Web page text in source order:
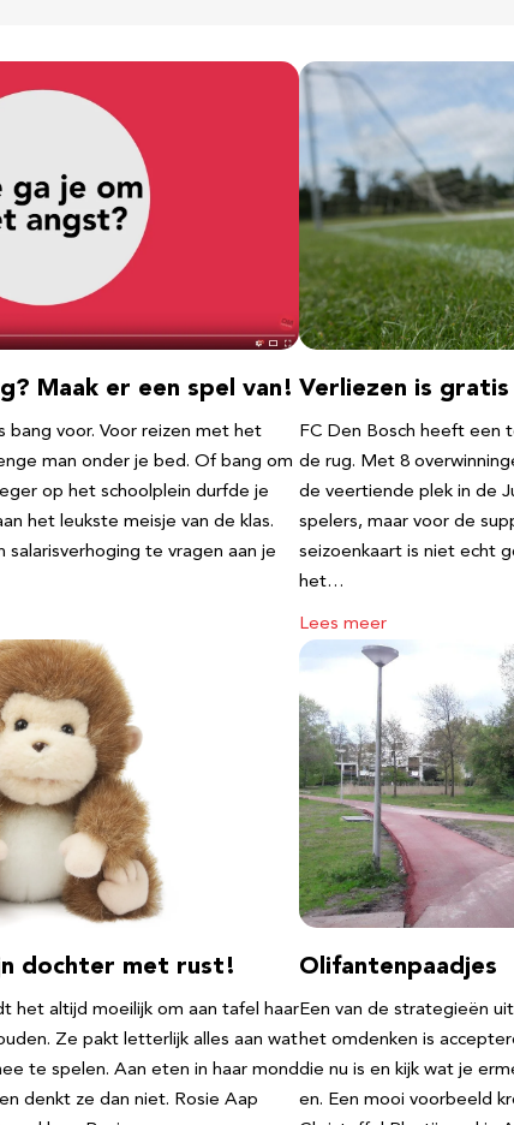
Maak er een spel van!
bang voor. Voor reizen met het
man onder je bed. Of bang om
op het schoolplein durfde je
het leukste meisje van de klas.
salarisverhoging te vragen aan je
Verliezen is gratis
FC Den Bosch heeft een
de rug. Met 8
de veertiende plek in de
spelers, maar voor de
seizoenkaart is niet echt
het…
Lees meer
dochter met rust!
het altijd moeilijk om aan tafel haar
Ze pakt letterlijk alles aan wat
te spelen. Aan eten in haar mond
denkt ze dan niet. Rosie Aap
Olifantenpaadjes
Een van de strategieën
het omdenken is
die nu is en kijk wat je
en. Een mooi voorbeeld